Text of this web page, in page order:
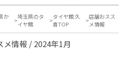
か
埼玉県のタ
イヤ館
タイヤ館 久
喜TOP
店舗おスス
メ情報
メ情報 / 2024年1月